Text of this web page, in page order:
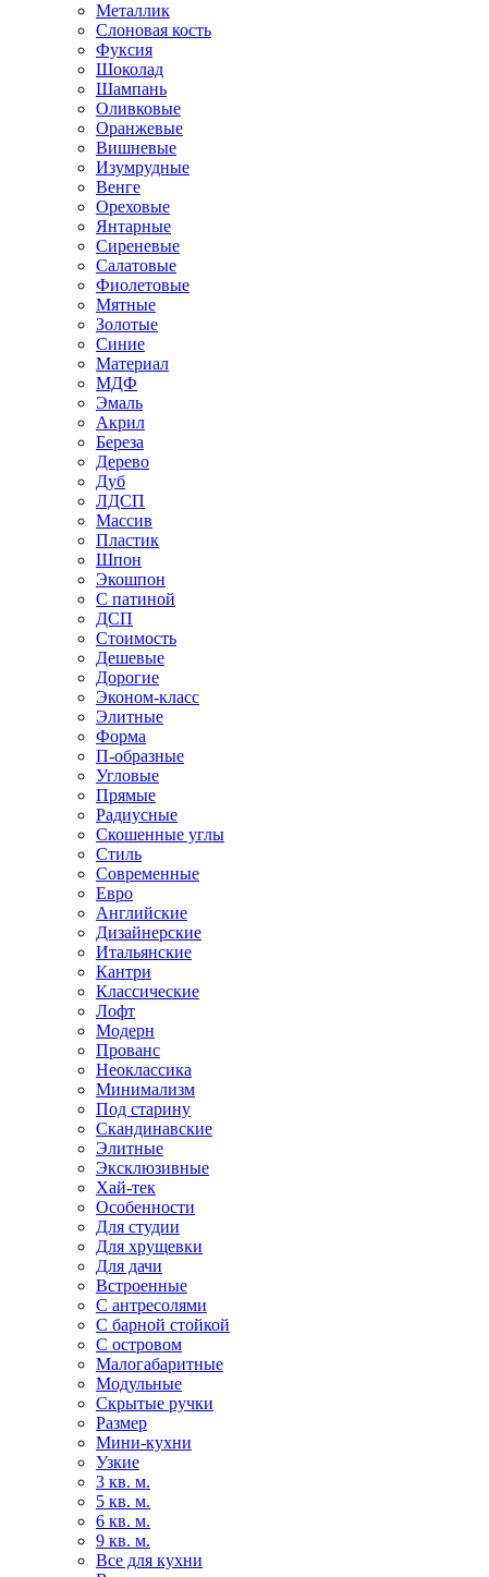
Металлик
Слоновая кость
Фуксия
Шоколад
Шампань
Оливковые
Оранжевые
Вишневые
Изумрудные
Венге
Ореховые
Янтарные
Сиреневые
Салатовые
Фиолетовые
Мятные
Золотые
Синие
Материал
МДФ
Эмаль
Акрил
Береза
Дерево
Дуб
ЛДСП
Массив
Пластик
Шпон
Экошпон
С патиной
ДСП
Стоимость
Дешевые
Дорогие
Эконом-класс
Элитные
Форма
П-образные
Угловые
Прямые
Радиусные
Скошенные углы
Стиль
Современные
Евро
Английские
Дизайнерские
Итальянские
Кантри
Классические
Лофт
Модерн
Прованс
Неоклассика
Минимализм
Под старину
Скандинавские
Элитные
Эксклюзивные
Хай-тек
Особенности
Для студии
Для хрущевки
Для дачи
Встроенные
С антресолями
С барной стойкой
С островом
Малогабаритные
Модульные
Скрытые ручки
Размер
Мини-кухни
Узкие
3 кв. м.
5 кв. м.
6 кв. м.
9 кв. м.
Все для кухни